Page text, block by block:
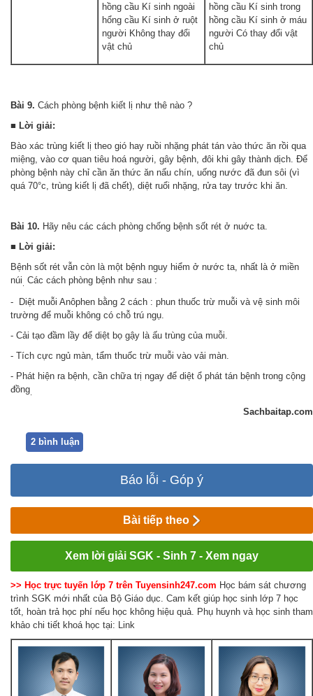
hồng cầu Kí sinh ngoài
hổng cầu Kí sinh ở ruột
người Không thay đổi
vật chủ
hồng cầu Kí sinh trong
hồng cầu Kí sinh ở máu
người Có thay đổi vật
chủ
Bài 9. Cách phòng bệnh kiết lị như thê nào ?
■ Lời giải:
Bào xác trùng kiết lị theo gió hay ruồi nhặng phát tán vào thức ăn rồi qua
miệng, vào cơ quan tiêu hoá người, gây bệnh, đôi khi gây thành dịch. Để
phòng bệnh này chỉ cần ăn thức ăn nấu chín, uống nước đã đun sôi (vì
quá 70°c, trùng kiết lị đã chết), diệt ruổi nhặng, rửa tay trước khi ăn.
Bài 10. Hãy nêu các cách phòng chống bệnh sốt rét ở nuớc ta.
■ Lời giải:
Bệnh sốt rét vẫn còn là một bệnh nguy hiểm ở nước ta, nhất là ở miền
núi Các cách phòng bệnh như sau :
- Diệt muỗi Anôphen bằng 2 cách : phun thuốc trừ muỗi và vệ sinh môi
trường để muỗi không có chỗ trú ngụ.
- Cải tạo đầm lầy để diệt bọ gậy là ấu trùng của muỗi.
- Tích cực ngủ màn, tẩm thuốc trừ muỗi vào vải màn.
- Phát hiện ra bệnh, cần chữa trị ngay để diệt ổ phát tán bệnh trong cộng
đồng
Sachbaitap.com
2 bình luận
Báo lỗi - Góp ý
Bài tiếp theo
Xem lời giải SGK - Sinh 7 - Xem ngay
>> Học trực tuyến lớp 7 trên Tuyensinh247.com Học bám sát chương
trình SGK mới nhất của Bộ Giáo dục. Cam kết giúp học sinh lớp 7 học
tốt, hoàn trả học phí nếu học không hiệu quả. Phụ huynh và học sinh tham
khảo chi tiết khoá học tại: Link